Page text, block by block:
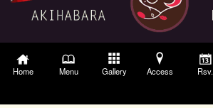
Home Menu Gallery Access Rsv.